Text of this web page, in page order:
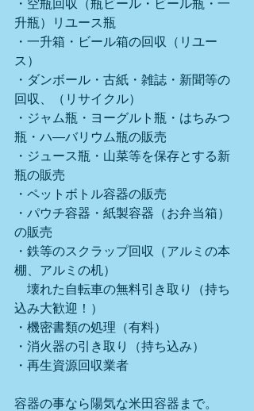
・空瓶回収（瓶ビール・ビール瓶・一
升瓶）リユース瓶
・一升箱・ビール箱の回収（リユー
ス）
・ダンボール・古紙・雑誌・新聞等の
回収、（リサイクル）
・ジャム瓶・ヨーグルト瓶・はちみつ
瓶・ハ―バリウム瓶の販売
・ジュース瓶・山菜等を保存とする新
瓶の販売
・ペットボトル容器の販売
・パウチ容器・紙製容器（お弁当箱）
の販売
・鉄等のスクラップ回収（アルミの本
棚、アルミの机）
壊れた自転車の無料引き取り（持ち
込み大歓迎！）
・機密書類の処理（有料）
・消火器の引き取り（持ち込み）
・再生資源回収業者
容器の事なら陽気な米田容器まで。